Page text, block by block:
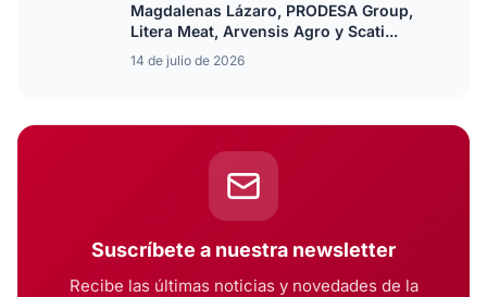
Magdalenas Lázaro, PRODESA Group,
Litera Meat, Arvensis Agro y Scati...
14 de julio de 2026
Suscríbete a nuestra newsletter
Recibe las últimas noticias y novedades de la